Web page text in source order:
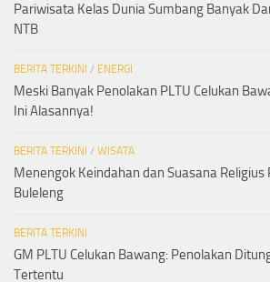
Pariwisata Kelas Dunia Sumbang Banyak
NTB
BERITA TERKINI / ENERGI
Meski Banyak Penolakan PLTU Celukan
Ini Alasannya!
BERITA TERKINI / WISATA
Menengok Keindahan dan Suasana Religius
Buleleng
BERITA TERKINI
GM PLTU Celukan Bawang: Penolakan
Tertentu